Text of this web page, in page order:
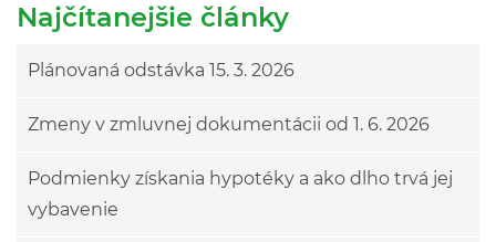
Najčítanejšie články
Plánovaná odstávka 15. 3. 2026
Zmeny v zmluvnej dokumentácii od 1. 6. 2026
Podmienky získania hypotéky a ako dlho trvá jej
vybavenie